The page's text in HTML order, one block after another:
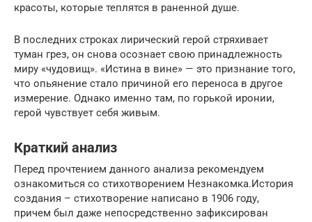
красоты, которые теплятся в раненной душе.
В последних строках лирический герой стряхивает
туман грез, он снова осознает свою принадлежность
миру «чудовищ». «Истина в вине» — это признание того,
что опьянение стало причиной его переноса в другое
измерение. Однако именно там, по горькой иронии,
герой чувствует себя живым.
Краткий анализ
Перед прочтением данного анализа рекомендуем
ознакомиться со стихотворением Незнакомка.История
создания – стихотворение написано в 1906 году,
причем был даже непосредственно зафиксирован